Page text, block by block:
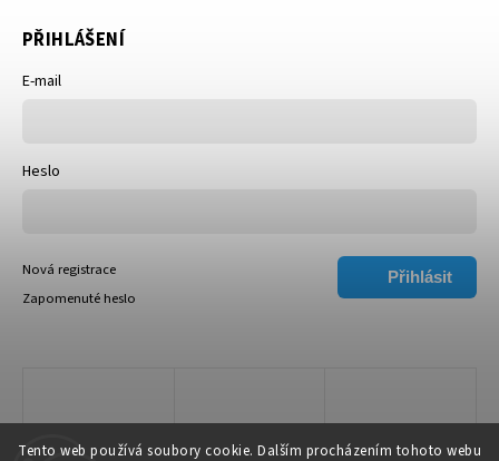
Tento web používá soubory cookie. Dalším procházením tohoto webu
PŘIHLÁŠENÍ
E-mail
Heslo
Přihlásit
Nová registrace
Zapomenuté heslo